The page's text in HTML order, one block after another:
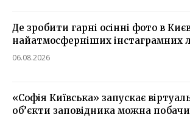
Де зробити гарні осінні фото в
найатмосферніших інстаграмних
06.08.2026
«Софія Київська» запускає
об’єкти заповідника можна